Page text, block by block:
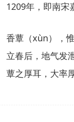
1209年，即南宋
香蕈（xùn），
立春后，地气发
蕈之厚耳，大率